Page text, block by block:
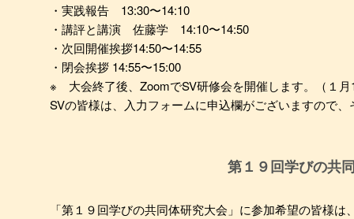
・実践報告 13:30〜14:10
・講評と講演 佐藤学 14:10〜14:50
・次回開催挨拶14:50〜14:55
・閉会挨拶 14:55〜15:00
※ 大会終了後、ZoomでSV研修会を開催します。（１月
SVの皆様は、入力フォームに申込欄がございますので
第１９回学びの共
「第１９回学びの共同体研究大会」に参加希望の皆様